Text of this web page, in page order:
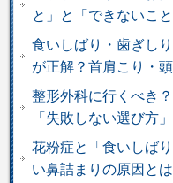
と」と「できないこと
食いしばり・歯ぎし
が正解？首肩こり・
整形外科に行くべき
「失敗しない選び方
花粉症と「食いしば
い鼻詰まりの原因と